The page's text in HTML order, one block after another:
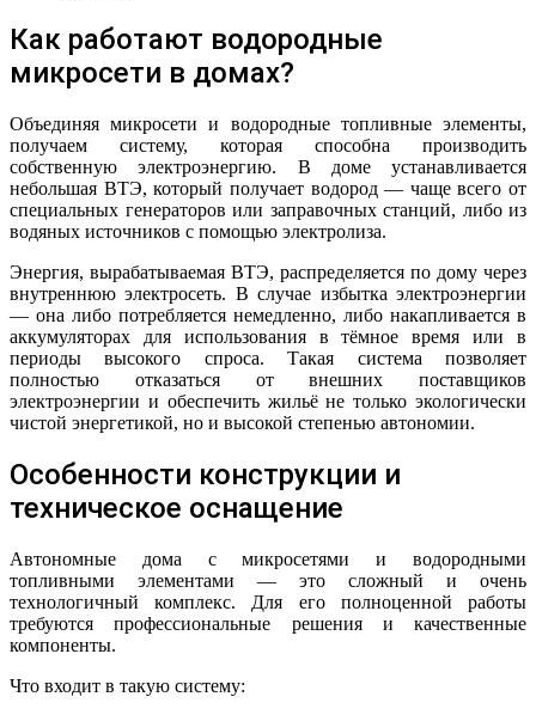
Как работают водородные
микросети в домах?
Объединяя микросети и водородные топливные элементы,
получаем систему, которая способна производить
собственную электроэнергию. В доме устанавливается
небольшая ВТЭ, который получает водород — чаще всего от
специальных генераторов или заправочных станций, либо из
водяных источников с помощью электролиза.
Энергия, вырабатываемая ВТЭ, распределяется по дому через
внутреннюю электросеть. В случае избытка электроэнергии
— она либо потребляется немедленно, либо накапливается в
аккумуляторах для использования в тёмное время или в
периоды высокого спроса. Такая система позволяет
полностью отказаться от внешних поставщиков
электроэнергии и обеспечить жильё не только экологически
чистой энергетикой, но и высокой степенью автономии.
Особенности конструкции и
техническое оснащение
Автономные дома с микросетями и водородными
топливными элементами — это сложный и очень
технологичный комплекс. Для его полноценной работы
требуются профессиональные решения и качественные
компоненты.
Что входит в такую систему: